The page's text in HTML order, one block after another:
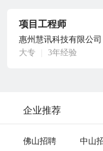
项目工程师
惠州慧讯科技有限公司
大专
3年经验
企业推荐
佛山招聘 中山